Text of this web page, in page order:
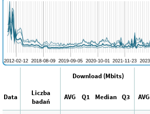
Download (Mbits)
Data
Liczba
badań
AVG Q1 Median Q3 AVG